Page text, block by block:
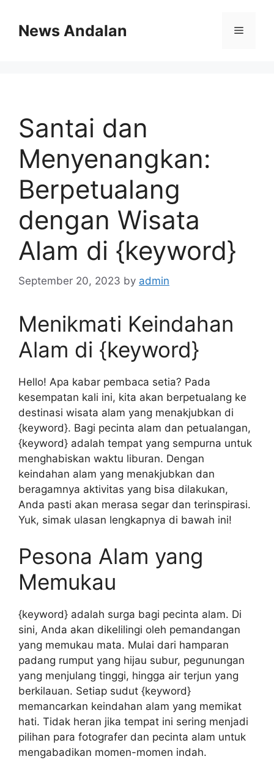
contentNews Andalan Menu
Santai dan
Menyenangkan:
Berpetualang
dengan Wisata
Alam di {keyword}
September 20, 2023 by admin
Menikmati Keindahan
Alam di {keyword}
Hello! Apa kabar pembaca setia? Pada
kesempatan kali ini, kita akan berpetualang ke
destinasi wisata alam yang menakjubkan di
{keyword}. Bagi pecinta alam dan petualangan,
{keyword} adalah tempat yang sempurna untuk
menghabiskan waktu liburan. Dengan
keindahan alam yang menakjubkan dan
beragamnya aktivitas yang bisa dilakukan,
Anda pasti akan merasa segar dan terinspirasi.
Yuk, simak ulasan lengkapnya di bawah ini!
Pesona Alam yang
Memukau
{keyword} adalah surga bagi pecinta alam. Di
sini, Anda akan dikelilingi oleh pemandangan
yang memukau mata. Mulai dari hamparan
padang rumput yang hijau subur, pegunungan
yang menjulang tinggi, hingga air terjun yang
berkilauan. Setiap sudut {keyword}
memancarkan keindahan alam yang memikat
hati. Tidak heran jika tempat ini sering menjadi
pilihan para fotografer dan pecinta alam untuk
mengabadikan momen-momen indah.